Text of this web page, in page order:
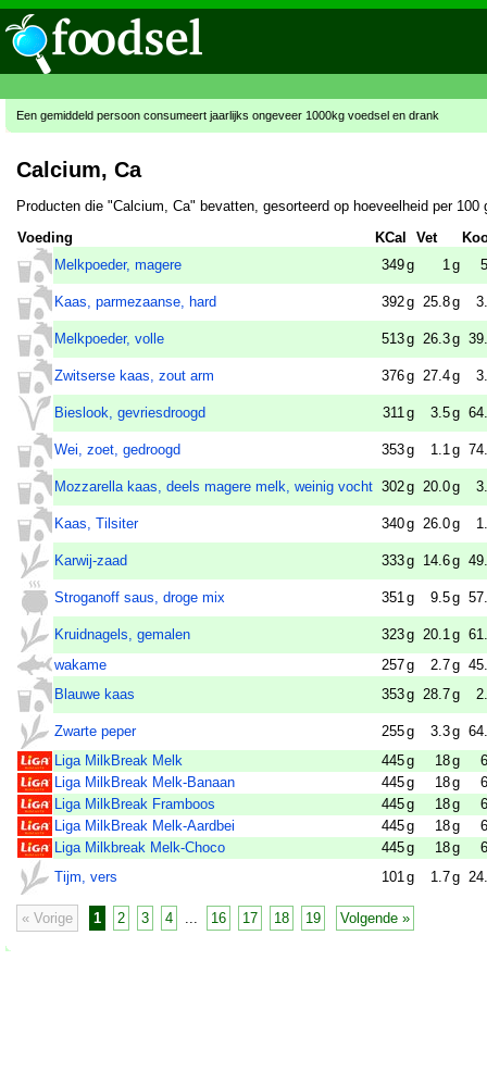
Een gemiddeld persoon consumeert jaarlijks ongeveer 1000kg voedsel en drank
Calcium, Ca
Producten die "Calcium, Ca" bevatten, gesorteerd op hoeveelheid per 100
Voeding
KCal Vet
Melkpoeder, magere
349g 1 g
Kaas, parmezaanse, hard 392g 25.8g
Melkpoeder, volle 513g 26.3g
Zwitserse kaas, zout arm 376g 27.4g
Bieslook, gevriesdroogd 311 g 3.5g
Wei, zoet, gedroogd 353g 1.1 g
Mozzarella kaas, deels magere melk, weinig vocht 302g 20.0g
Kaas, Tilsiter 340g 26.0g
Karwij-zaad 333g 14.6g
Stroganoff saus, droge mix 351 g 9.5g
Kruidnagels, gemalen 323g 20.1 g
wakame
257g 2.7g
Blauwe kaas
353g 28.7g
Zwarte peper 255g 3.3g
Liga MilkBreak Melk
445g 18g
Liga MilkBreak Melk-Banaan
445g 18g
Liga MilkBreak Framboos
445g 18g
Liga MilkBreak Melk-Aardbei
445g 18g
Liga Milkbreak Melk-Choco
445g 18g
Tijm, vers
101 g 1.7g
« Vorige 1 2 3 4 16 17 18 19 Volgende »